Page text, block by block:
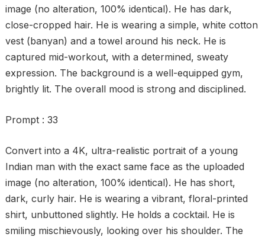
image (no alteration, 100% identical). He has dark,
close-cropped hair. He is wearing a simple, white cotton
vest (banyan) and a towel around his neck. He is
captured mid-workout, with a determined, sweaty
expression. The background is a well-equipped gym,
brightly lit. The overall mood is strong and disciplined.
Prompt : 33
Convert into a 4K, ultra-realistic portrait of a young
Indian man with the exact same face as the uploaded
image (no alteration, 100% identical). He has short,
dark, curly hair. He is wearing a vibrant, floral-printed
shirt, unbuttoned slightly. He holds a cocktail. He is
smiling mischievously, looking over his shoulder. The